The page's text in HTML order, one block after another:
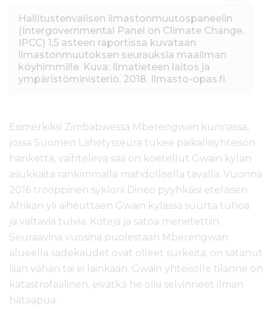
Hallitustenvälisen ilmastonmuutospaneelin
(Intergovernmental Panel on Climate Change,
IPCC) 1,5 asteen raportissa kuvataan
ilmastonmuutoksen seurauksia maailman
köyhimmille. Kuva: Ilmatieteen laitos ja
ympäristöministeriö, 2018. Ilmasto-opas.fi.
Esimerkiksi Zimbabwessa Mberengwan kunnassa,
jossa Suomen Lähetysseura tukee paikallisyhteisön
hanketta, vaihteleva sää on koetellut Gwain kylän
asukkaita rankimmalla mahdollisella tavalla. Vuonna
2016 trooppinen sykloni Dineo pyyhkäisi eteläisen
Afrikan yli aiheuttaen Gwain kylässä suurta tuhoa
ja valtavia tulvia. Koteja ja satoa menetettiin.
Seuraavina vuosina puolestaan Mberengwan
alueella sadekaudet ovat olleet surkeita; on satanut
liian vähän tai ei lainkaan. Gwain yhteisölle tilanne on
katastrofaalinen, eivätkä he olisi selvinneet ilman
hätäapua.